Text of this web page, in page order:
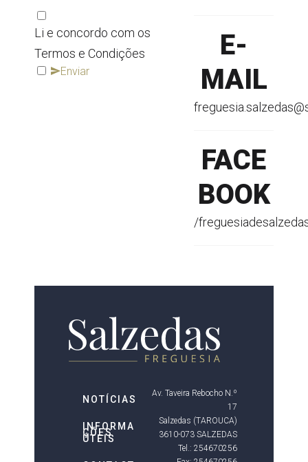
Li e concordo com os
Termos e Condições
Enviar
E-
MAIL
FACE
BOOK
/
NOTÍCIAS
INFORMA
ÇÕES
ÚTEIS
Av. Taveira Rebocho N.º
17
Salzedas (TAROUCA)
3610-073 SALZEDAS
Tel.: 254670256